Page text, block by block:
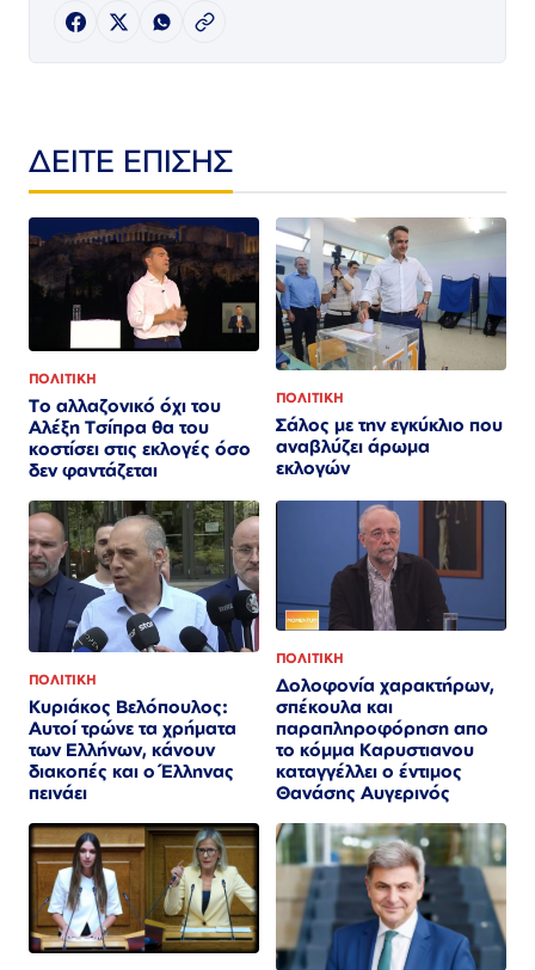
ΔΕΙΤΕ ΕΠΙΣΗΣ
ΠΟΛΙΤΙΚΗ
Το αλλαζονικό όχι του
Αλέξη Τσίπρα θα του
κοστίσει στις εκλογές όσο
δεν φαντάζεται
ΠΟΛΙΤΙΚΗ
Σάλος με την εγκύκλιο που
αναβλύζει άρωμα
εκλογών
ΠΟΛΙΤΙΚΗ
Κυριάκος Βελόπουλος:
Αυτοί τρώνε τα χρήματα
των Ελλήνων, κάνουν
διακοπές και ο Έλληνας
πεινάει
ΠΟΛΙΤΙΚΗ
Δολοφονία χαρακτήρων,
σπέκουλα και
παραπληροφόρηση απο
το κόμμα Καρυστιανου
καταγγέλλει ο έντιμος
Θανάσης Αυγερινός